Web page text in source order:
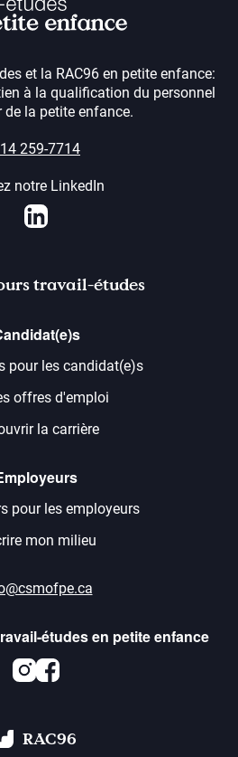
et la RAC96 en petite enfance:
à la qualification du personnel
de la petite enfance.
259-7714
notre LinkedIn
LinkedIn
travail-études
pour les candidat(e)s
offres d'emploi
la carrière
pour les employeurs
mon milieu
études en petite enfance
Instagram
Facebook
RAC96